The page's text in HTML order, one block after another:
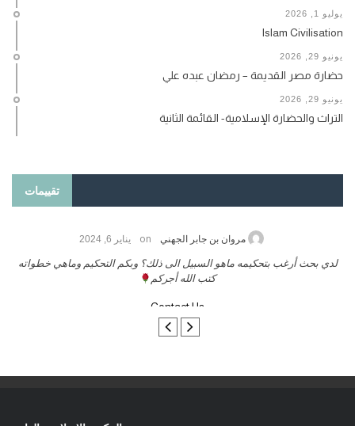
يوليو 1, 2026
Islam Civilisation
يونيو 29, 2026
حضارة مصر القديمة – رمضان عبده علي
يونيو 29, 2026
التراث والحضارة الإسلامية- القائمة الثانية
تقييمات
حامد الزريقي on يناير 25, 2026
السلام عليكم ورحمة الله وبركاتة أرغب بنشر كتابي معكم